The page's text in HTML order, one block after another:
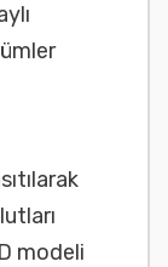
modeli